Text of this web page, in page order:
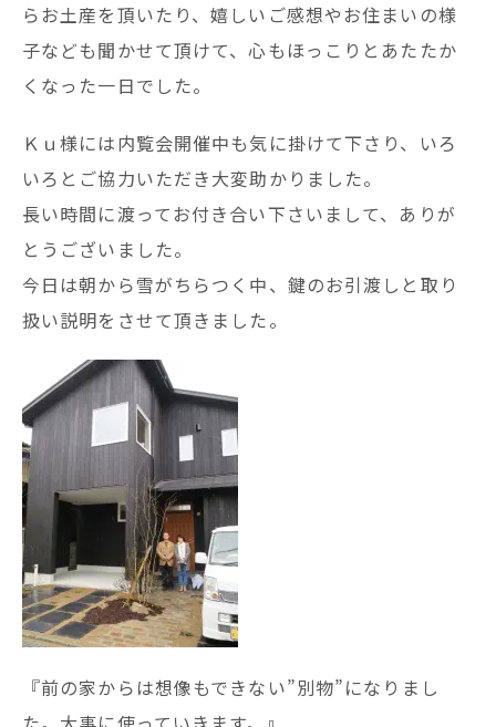
らお土産を頂いたり、嬉しいご感想やお住まいの様
子なども聞かせて頂けて、心もほっこりとあたたか
くなった一日でした。
Ｋｕ様には内覧会開催中も気に掛けて下さり、いろ
いろとご協力いただき大変助かりました。
長い時間に渡ってお付き合い下さいまして、ありが
とうございました。
今日は朝から雪がちらつく中、鍵のお引渡しと取り
扱い説明をさせて頂きました。
『前の家からは想像もできない”別物”になりまし